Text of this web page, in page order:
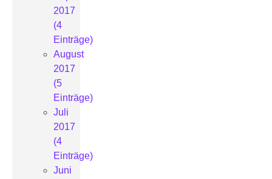
2017
(4
Einträge)
August
2017
(5
Einträge)
Juli
2017
(4
Einträge)
Juni